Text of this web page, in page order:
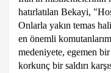
hatırlatılan Bekayi,
Onlarla yakın temas
en önemli
medeniyete, egemen
korkunç bir saldırı